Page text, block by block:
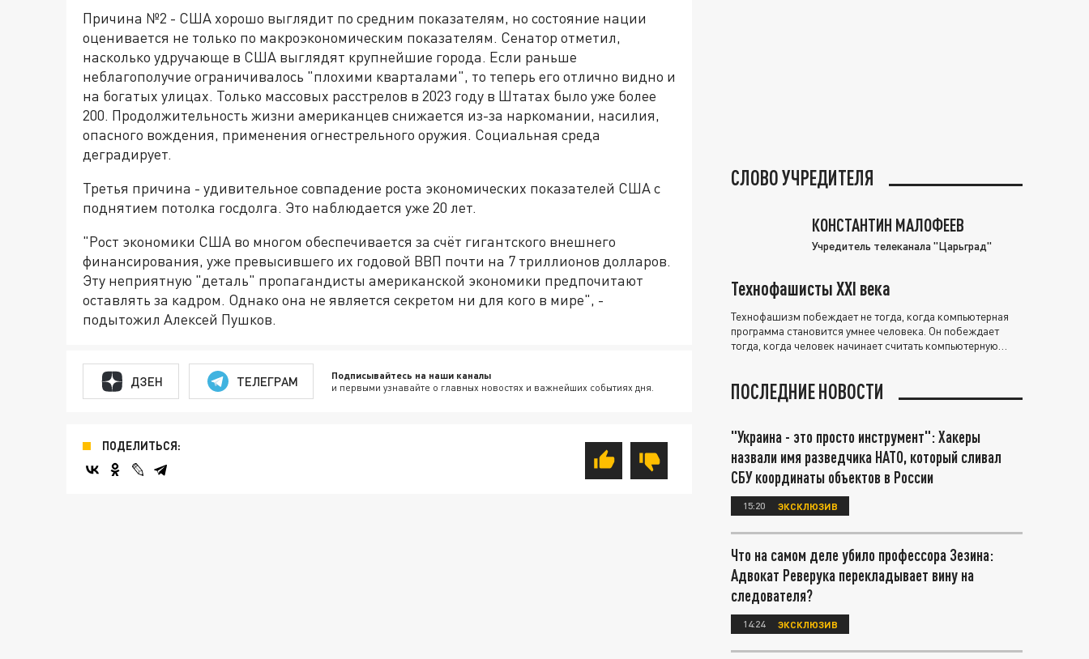
Причина №2 - США хорошо выглядит по средним показателям, но состояние нации
оценивается не только по макроэкономическим показателям. Сенатор отметил,
насколько удручающе в США выглядят крупнейшие города. Если раньше
неблагополучие ограничивалось "плохими кварталами", то теперь его отлично видно и
на богатых улицах. Только массовых расстрелов в 2023 году в Штатах было уже более
200. Продолжительность жизни американцев снижается из-за наркомании, насилия,
опасного вождения, применения огнестрельного оружия. Социальная среда
деградирует.
Третья причина - удивительное совпадение роста экономических показателей США с
поднятием потолка госдолга. Это наблюдается уже 20 лет.
"Рост экономики США во многом обеспечивается за счёт гигантского внешнего
финансирования, уже превысившего их годовой ВВП почти на 7 триллионов долларов.
Эту неприятную "деталь" пропагандисты американской экономики предпочитают
оставлять за кадром. Однако она не является секретом ни для кого в мире", -
подытожил Алексей Пушков.
ДЗЕН ТЕЛЕГРАМ Подписывайтесь на наши каналы
и первыми узнавайте о главных новостях и важнейших событиях дня.
ПОДЕЛИТЬСЯ:
СЛОВО УЧРЕДИТЕЛЯ
КОНСТАНТИН МАЛОФЕЕВ
Учредитель телеканала "Царьград"
Технофашисты XXI века
Технофашизм побеждает не тогда, когда компьютерная
программа становится умнее человека. Он побеждает
тогда, когда человек начинает считать компьютерную
ПОСЛЕДНИЕ НОВОСТИ
"Украина - это просто инструмент": Хакеры
назвали имя разведчика НАТО, который сливал
СБУ координаты объектов в России
15:20 ЭКСКЛЮЗИВ
Что на самом деле убило профессора Зезина:
Адвокат Реверука перекладывает вину на
следователя?
14:24 ЭКСКЛЮЗИВ